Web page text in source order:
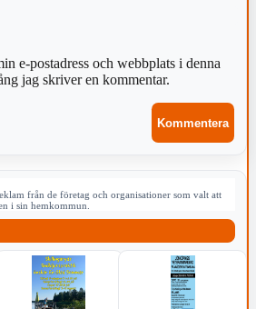
e-postadress och webbplats i denna
jag skriver en kommentar.
från de företag och organisationer som valt att
i sin hemkommun.